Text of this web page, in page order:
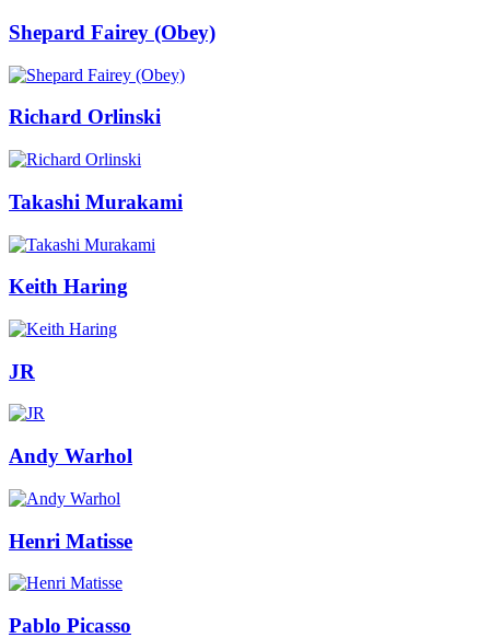
Shepard Fairey (Obey)
Richard Orlinski
Takashi Murakami
Keith Haring
JR
Andy Warhol
Henri Matisse
Pablo Picasso